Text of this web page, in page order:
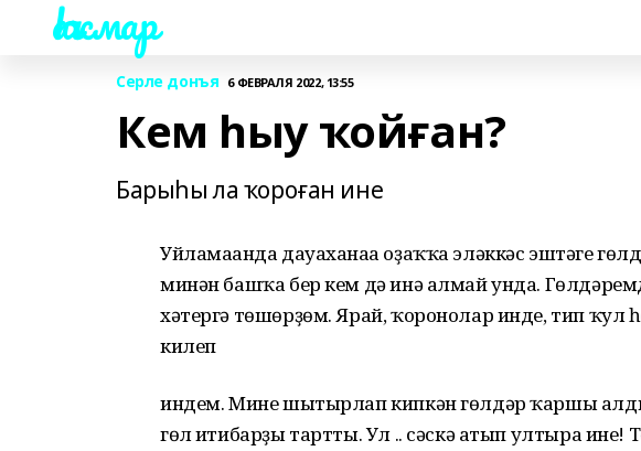
Һаҡмар
Серле донъя 6 ФЕВРАЛЯ 2022, 13:55
Кем һыу ҡойған?
Барыһы ла ҡороған ине
Уйламағанда дауаханаға оҙаҡҡа эләккәс эштәге
минән башҡа бер кем дә инә алмай унда.
хәтергә төшөрҙөм. Ярай, ҡоронолар инде, тип ҡул
килеп
индем. Мине шытырлап кипкән гөлдәр ҡаршы
гөл иғтибарҙы тартты. Ул .. сәскә атып ултыра